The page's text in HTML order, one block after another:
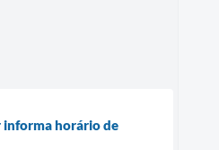
informa horário de